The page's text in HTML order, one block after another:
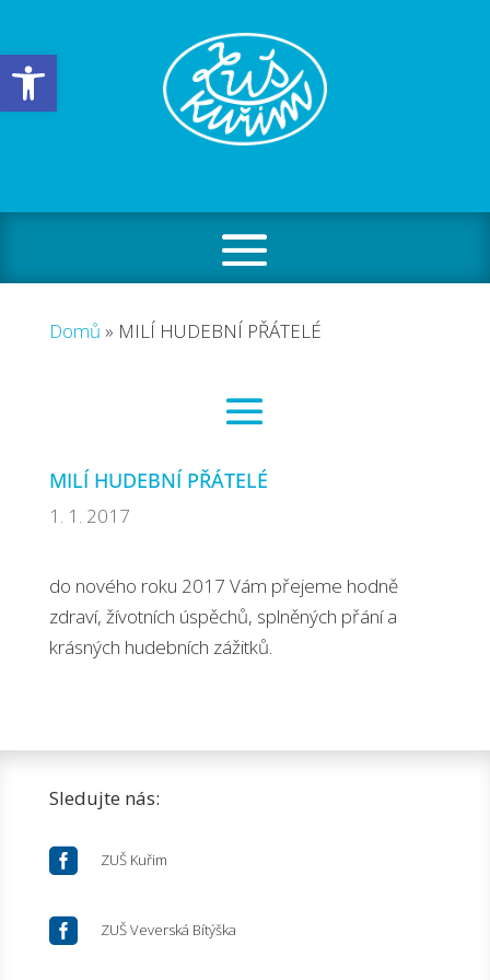
Open toolbar
Domů » MILÍ HUDEBNÍ PŘÁTELÉ
MILÍ HUDEBNÍ PŘÁTELÉ
1. 1. 2017
do nového roku 2017 Vám přejeme hodně
zdraví, žívotních úspěchů, splněných přání a
krásných hudebních zážitků.
Sledujte nás:
 ZUŠ Kuřim
 ZUŠ Veverská Bítýška